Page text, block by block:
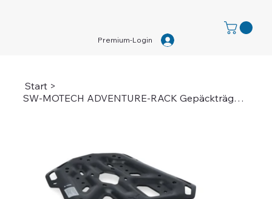
Premium-Login
Start >
SW-MOTECH ADVENTURE-RACK Gepäckträger für BMW R 1300 GS